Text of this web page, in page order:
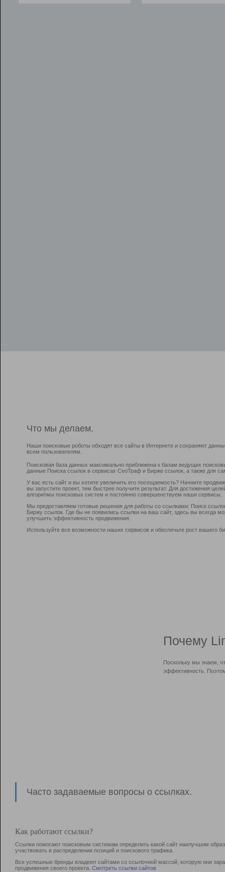
Что мы делаем.
Наши поисковые роботы обходят все сайты в Интернете и сохраняют
всем пользователям.
Поисковая база данных максимально приближена к базам ведущих
данные Поиска ссылок в сервисах СеоТраф и Бирже ссылок, а также для
У вас есть сайт и вы хотите увеличить его посещаемость? Начните
вы запустите проект, тем быстрее получите результат. Для достижения
алгоритмы поисковых систем и постоянно совершенствуем наши сервисы.
Мы предоставляем готовые решения для работы со ссылками: Поиск
Биржу ссылок. Где бы не появились ссылки на ваш сайт, здесь вы всегда
улучшить эффективность продвижения.
Используйте все возможности наших сервисов и обеспечьте рост вашего
Почему
Поскольку мы знаем,
эффективность.
Часто задаваемые вопросы о ссылках.
Как работают ссылки?
Ссылки помогают поисковым системам определить какой сайт наилучшим
участвовать в раcпределении позиций и поискового трафика.
Все успешные бренды владеют сайтами со ссылочной массой, которую они
продвижения своего проекта. Смотреть ссылки сайтов